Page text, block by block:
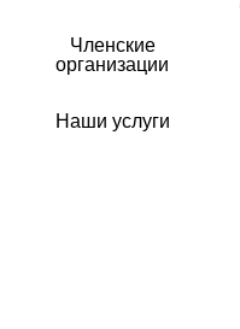
Членские
организации
Наши услуги